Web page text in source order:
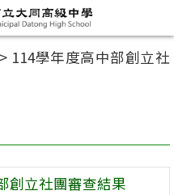
> 114學年度高中部創立社
創立社團審查結果